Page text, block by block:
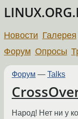
Новости Галерея
Форум Опросы
Форум — Talks
Народ! Нет ни у